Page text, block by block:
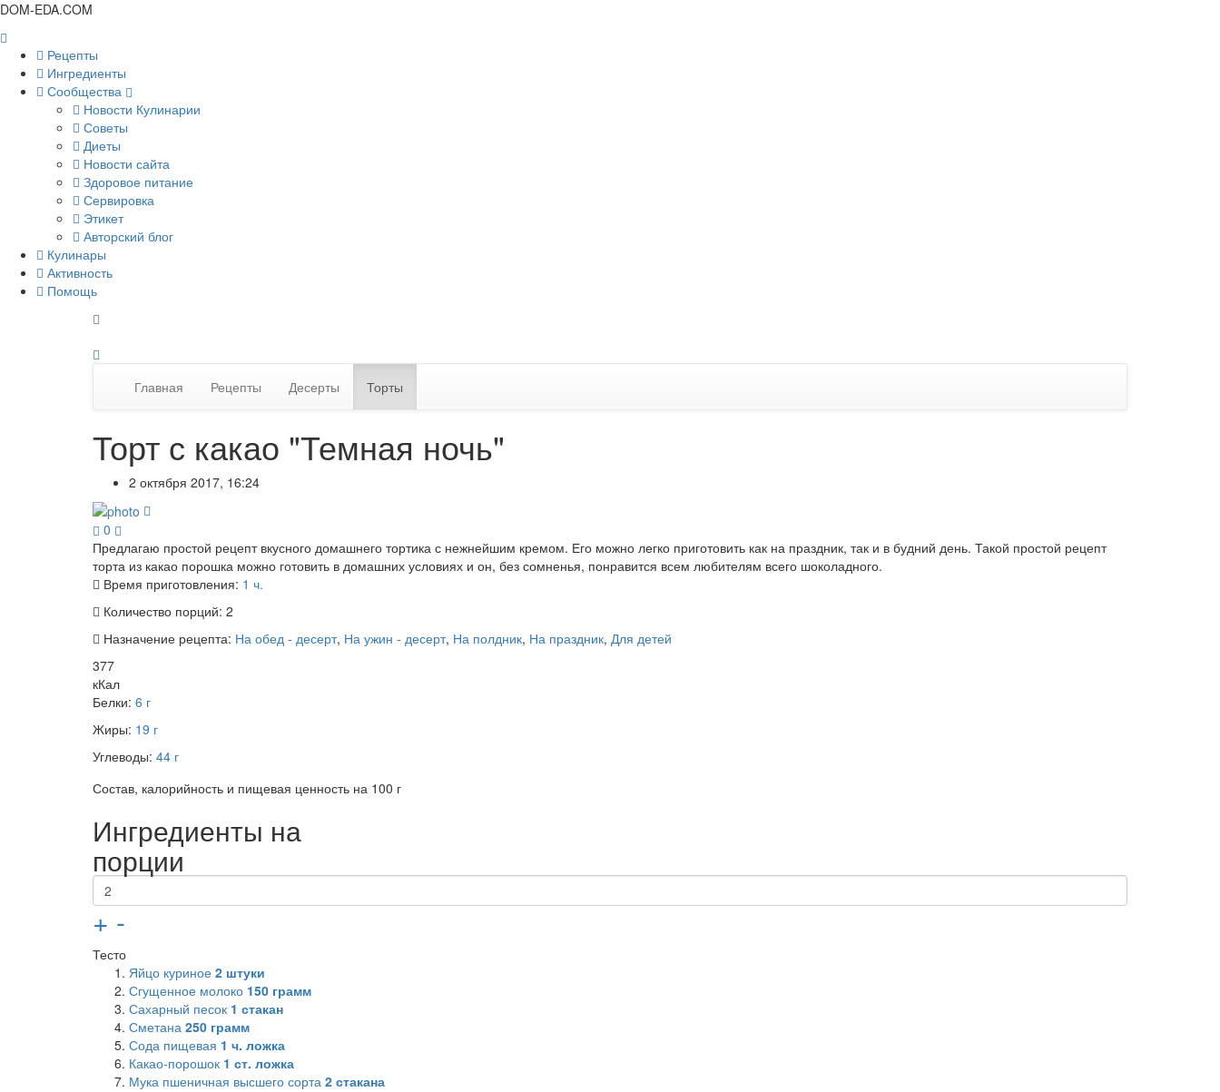
DOM-EDA.COM
Рецепты
Ингредиенты
Сообщества
Новости Кулинарии
Советы
Диеты
Новости сайта
Здоровое питание
Сервировка
Этикет
Авторский блог
Кулинары
Активность
Помощь
Главная Рецепты Десерты Торты
Торт с какао "Темная ночь"
2 октября 2017, 16:24
0
Предлагаю простой рецепт вкусного домашнего тортика с нежнейшим кремом. Его можно легко приготовить как на праздник, так и в будний день. Такой простой рецепт
торта из какао порошка можно готовить в домашних условиях и он, без сомненья, понравится всем любителям всего шоколадного.
Время приготовления: 1 ч.
Количество порций: 2
Назначение рецепта: На обед - десерт, На ужин - десерт, На полдник, На праздник, Для детей
377
кКал
Белки: 6 г
Жиры: 19 г
Углеводы: 44 г
Состав, калорийность и пищевая ценность на 100 г
Ингредиенты на
порции
+ -
Тесто
Яйцо куриное 2 штуки
Сгущенное молоко 150 грамм
Сахарный песок 1 стакан
Сметана 250 грамм
Сода пищевая 1 ч. ложка
Какао-порошок 1 ст. ложка
Мука пшеничная высшего сорта 2 стакана